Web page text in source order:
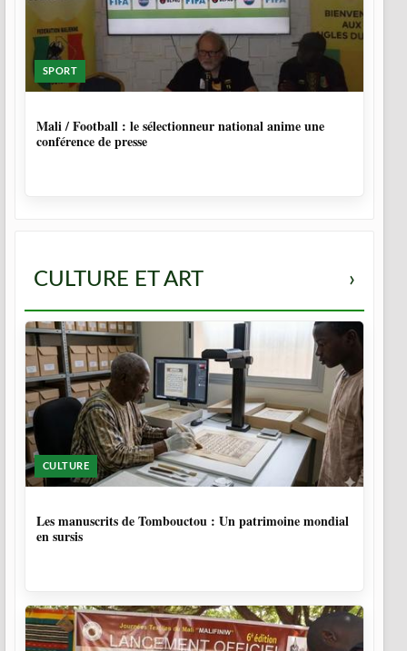
SPORT
Mali / Football : le sélectionneur national anime une
conférence de presse
CULTURE ET ART ›
CULTURE
Les manuscrits de Tombouctou : Un patrimoine mondial
en sursis